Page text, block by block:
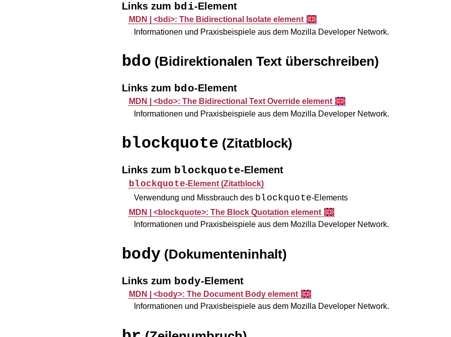
Links zum bdi-Element
MDN |<bdi>: The Bidirectional Isolate element
Informationen und Praxisbeispiele aus dem Mozilla Developer Network.
bdo (Bidirektionalen Text überschreiben)
Links zum bdo-Element
MDN |<bdo>: The Bidirectional Text Override element
Informationen und Praxisbeispiele aus dem Mozilla Developer Network.
blockquote (Zitatblock)
Links zum blockquote-Element
blockquote-Element (Zitatblock)
Verwendung und Missbrauch des blockquote-Elements
MDN |<blockquote>: The Block Quotation element
Informationen und Praxisbeispiele aus dem Mozilla Developer Network.
body(Dokumenteninhalt)
Links zum body-Element
MDN |<body>: The Document Body element
Informationen und Praxisbeispiele aus dem Mozilla Developer Network.